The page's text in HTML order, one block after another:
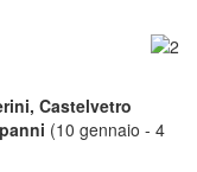
Castelvetro
(10 gennaio - 4